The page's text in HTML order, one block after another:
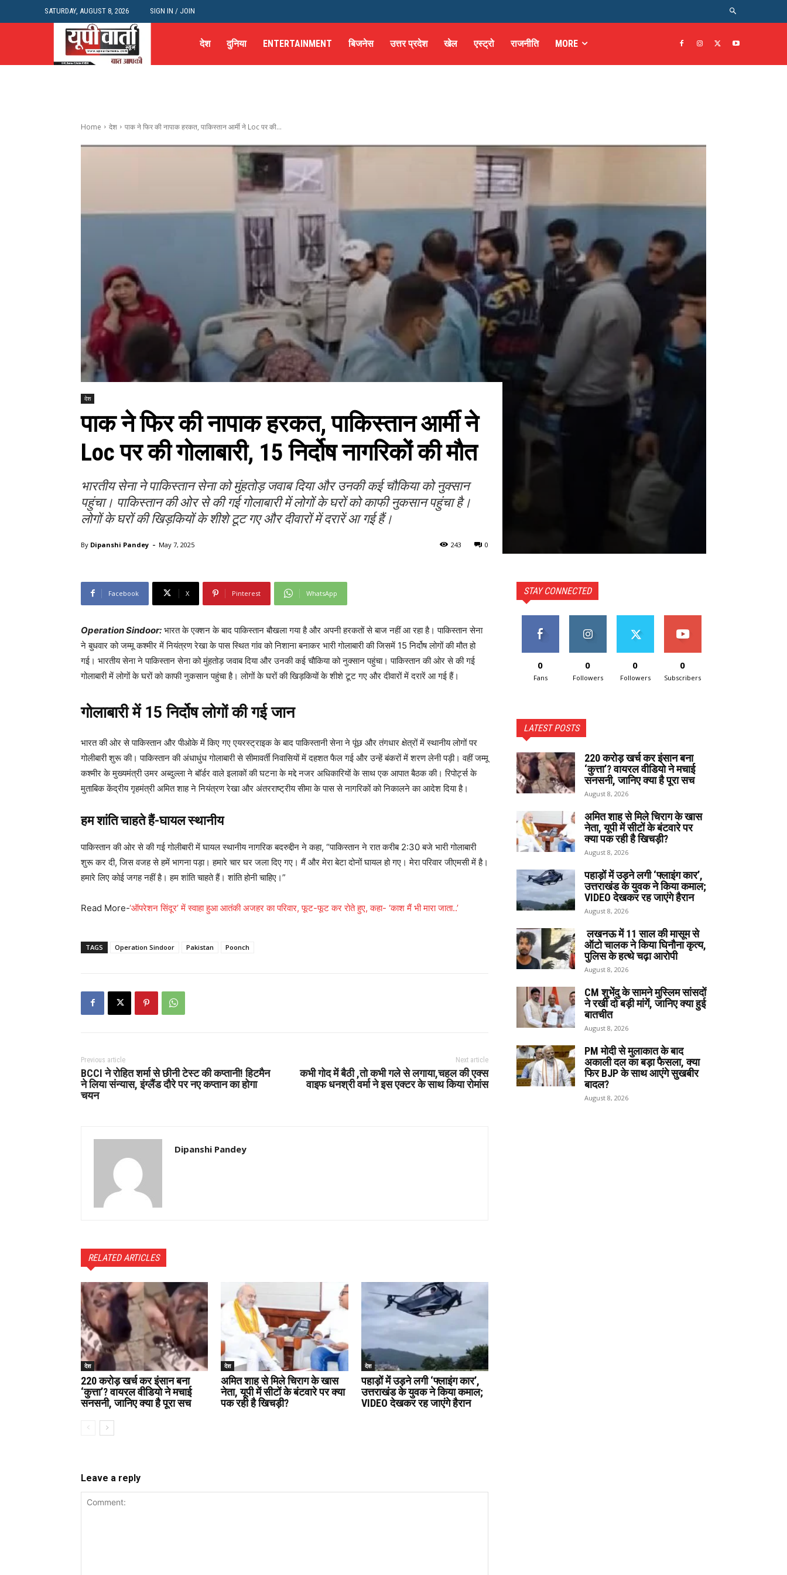
SATURDAY, AUGUST 8, 2026 SIGN IN / JOIN
देश दुनिया ENTERTAINMENT बिजनेस उत्तर प्रदेश खेल एस्ट्रो राजनीति MORE
Home देश पाक ने फिर की नापाक हरकत, पाकिस्तान आर्मी ने Loc पर की...
देश
पाक ने फिर की नापाक हरकत, पाकिस्तान आर्मी ने
Loc पर की गोलाबारी, 15 निर्दोष नागरिकों की मौत
भारतीय सेना ने पाकिस्तान सेना को मुंहतोड़ जवाब दिया और उनकी कई चौकिया को नुक्सान
पहुंचा। पाकिस्तान की ओर से की गई गोलाबारी में लोगों के घरों को काफी नुकसान पहुंचा है।
लोगों के घरों की खिड़कियों के शीशे टूट गए और दीवारों में दरारें आ गई हैं।
By Dipanshi Pandey - May 7, 2025 0
243
Facebook X Pinterest WhatsApp
Operation Sindoor: भारत के एक्शन के बाद पाकिस्तान बौखला गया है और अपनी हरकतों से बाज नहीं आ रहा है। पाकिस्तान सेना
ने बुधवार को जम्मू कश्मीर में नियंत्रण रेखा के पास स्थित गांव को निशाना बनाकर भारी गोलाबारी की जिसमें 15 निर्दोष लोगों की मौत हो
गई। भारतीय सेना ने पाकिस्तान सेना को मुंहतोड़ जवाब दिया और उनकी कई चौकिया को नुक्सान पहुंचा। पाकिस्तान की ओर से की गई
गोलाबारी में लोगों के घरों को काफी नुकसान पहुंचा है। लोगों के घरों की खिड़कियों के शीशे टूट गए और दीवारों में दरारें आ गई हैं।
गोलाबारी में 15 निर्दोष लोगों की गई जान
भारत की ओर से पाकिस्तान और पीओके में किए गए एयरस्ट्राइक के बाद पाकिस्तानी सेना ने पूंछ और तंगधार क्षेत्रों में स्थानीय लोगों पर
गोलीबारी शुरू की। पाकिस्तान की अंधाधुंध गोलाबारी से सीमावर्ती निवासियों में दहशत फैल गई और उन्हें बंकरों में शरण लेनी पड़ी। वहीं जम्मू
कश्मीर के मुख्यमंत्री उमर अब्दुल्ला ने बॉर्डर वाले इलाकों की घटना के मद्दे नजर अधिकारियों के साथ एक आपात बैठक की। रिपोर्ट्स के
मुताबिक केंद्रीय गृहमंत्री अमित शाह ने नियंत्रण रेखा और अंतरराष्ट्रीय सीमा के पास से नागरिकों को निकालने का आदेश दिया है।
हम शांति चाहते हैं-घायल स्थानीय
पाकिस्तान की ओर से की गई गोलीबारी में घायल स्थानीय नागरिक बदरुद्दीन ने कहा, “पाकिस्तान ने रात करीब 2:30 बजे भारी गोलाबारी
शुरू कर दी, जिस वजह से हमें भागना पड़ा। हमारे चार घर जला दिए गए। मैं और मेरा बेटा दोनों घायल हो गए। मेरा परिवार जीएमसी में है।
हमारे लिए कोई जगह नहीं है। हम शांति चाहते हैं। शांति होनी चाहिए।”
Read More-‘ऑपरेशन सिंदूर’ में स्वाहा हुआ आतंकी अजहर का परिवार, फूट-फूट कर रोते हुए, कहा- ‘काश मैं भी मारा जाता..’
TAGS Operation Sindoor Pakistan Poonch
Previous article
BCCI ने रोहित शर्मा से छीनी टेस्ट की कप्तानी! हिटमैन
ने लिया संन्यास, इंग्लैंड दौरे पर नए कप्तान का होगा
चयन
Next article
कभी गोद में बैठी ,तो कभी गले से लगाया,चहल की एक्स
वाइफ धनश्री वर्मा ने इस एक्टर के साथ किया रोमांस
Dipanshi Pandey
RELATED ARTICLES
देश
220 करोड़ खर्च कर इंसान बना
‘कुत्ता’? वायरल वीडियो ने मचाई
सनसनी, जानिए क्या है पूरा सच
देश
अमित शाह से मिले चिराग के खास
नेता, यूपी में सीटों के बंटवारे पर क्या
पक रही है खिचड़ी?
देश
पहाड़ों में उड़ने लगी ‘फ्लाइंग कार’,
उत्तराखंड के युवक ने किया कमाल;
VIDEO देखकर रह जाएंगे हैरान
Leave a reply
STAY CONNECTED
0
Fans
0
Followers
0
Followers
0
Subscribers
LATEST POSTS
220 करोड़ खर्च कर इंसान बना
‘कुत्ता’? वायरल वीडियो ने मचाई
सनसनी, जानिए क्या है पूरा सच
August 8, 2026
अमित शाह से मिले चिराग के खास
नेता, यूपी में सीटों के बंटवारे पर
क्या पक रही है खिचड़ी?
August 8, 2026
पहाड़ों में उड़ने लगी ‘फ्लाइंग कार’,
उत्तराखंड के युवक ने किया कमाल;
VIDEO देखकर रह जाएंगे हैरान
August 8, 2026
लखनऊ में 11 साल की मासूम से
ऑटो चालक ने किया घिनौना कृत्य,
पुलिस के हत्थे चढ़ा आरोपी
August 8, 2026
CM शुभेंदु के सामने मुस्लिम सांसदों
ने रखी दो बड़ी मांगें, जानिए क्या हुई
बातचीत
August 8, 2026
PM मोदी से मुलाकात के बाद
अकाली दल का बड़ा फैसला, क्या
फिर BJP के साथ आएंगे सुखबीर
बादल?
August 8, 2026